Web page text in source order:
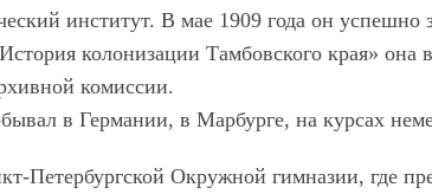
институт. В мае 1909 года он успешно
колонизации Тамбовского края» она
комиссии.
в Германии, в Марбурге, на курсах
Петербургской Окружной гимназии, где